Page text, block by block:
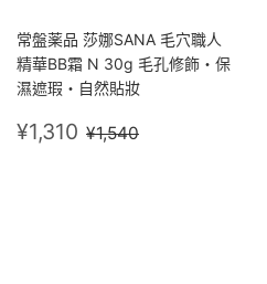
常盤薬品 莎娜SANA 毛穴職人
精華BB霜 N 30g 毛孔修飾・保
濕遮瑕・自然貼妝
售
價
¥1,310 ¥1,310
定價
¥1,540